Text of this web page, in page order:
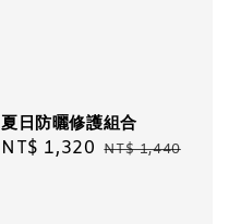
夏日防曬修護組合
Sale
NT$ 1,320 Regular
NT$ 1,440